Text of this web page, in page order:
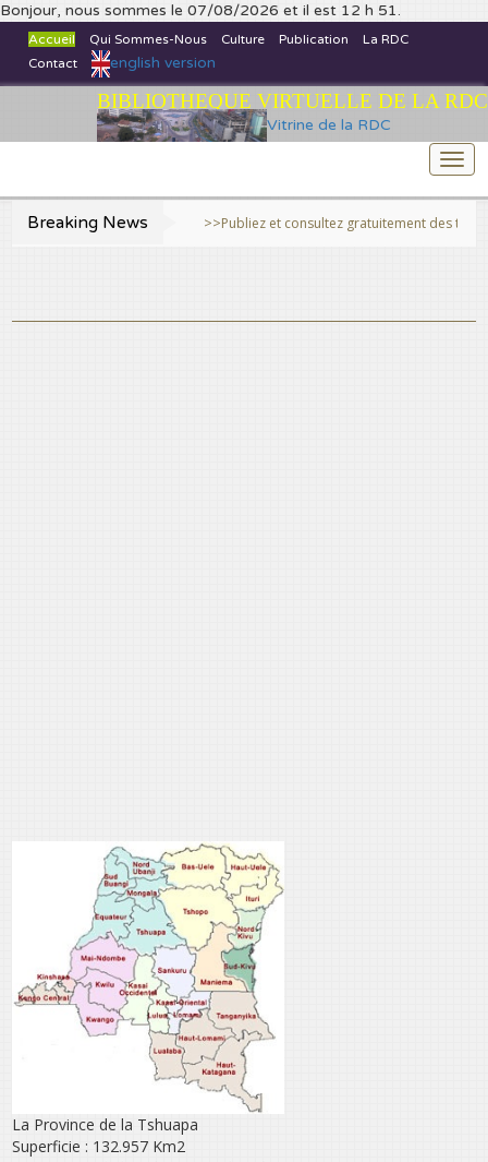
Bonjour, nous sommes le 07/08/2026 et il est 12 h 51.
Accueil Qui Sommes-Nous Culture Publication
La RDC
Contact
english version
Vitrine de la RDC
BIBLIOTHEQUE VIRTUELLE DE LA RDC
Breaking News >>Publiez et consultez gratuitement des travaux
La Province de la Tshuapa
Superficie : 132.957 Km2